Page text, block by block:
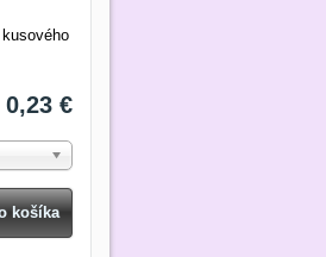
0,23 €
košíka